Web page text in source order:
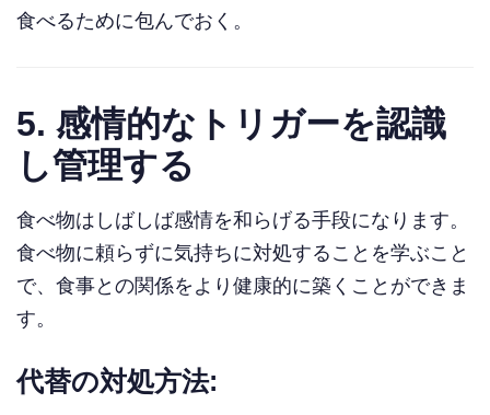
食べるために包んでおく。
5. 感情的なトリガーを認識
し管理する
食べ物はしばしば感情を和らげる手段になります。
食べ物に頼らずに気持ちに対処することを学ぶこと
で、食事との関係をより健康的に築くことができま
す。
代替の対処方法: